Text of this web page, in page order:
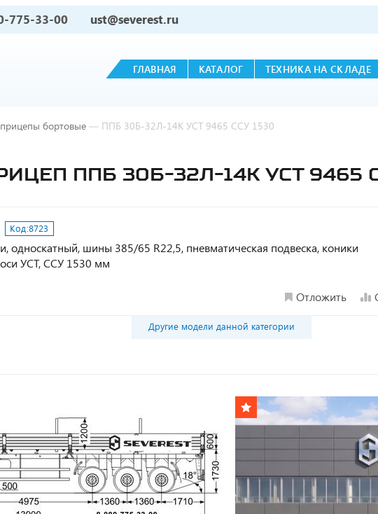
775-33-00 ust@severest.ru
ГЛАВНАЯ КАТАЛОГ ТЕХНИКА НА СКЛАДЕ
бортовые — ППБ 30Б-32Л-14К УСТ 9465 ССУ 1530
ППБ 30Б-32Л-14К УСТ 9465
Код:8723
односкатный, шины 385/65 R22,5, пневматическая подвеска, коники
УСТ, ССУ 1530 мм
Отложить
Другие модели данной категории
*